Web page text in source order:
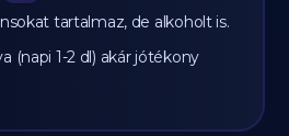
tartalmaz, de alkoholt is.
(napi 1-2 dl) akár jótékony